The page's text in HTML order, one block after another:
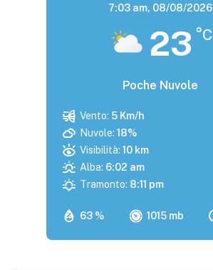
7:03 am, 08/08/2026
23 °C
Poche Nuvole
63 % 1015 mb
Vento: 5 Km/h
Nuvole: 18%
Visibilità: 10 km
Alba: 6:02 am
Tramonto: 8:11 pm